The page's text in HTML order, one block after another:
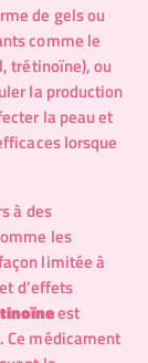
de gels ou
comme le
trétinoïne), ou
la production
la peau et
lorsque
à des
les
limitée à
d’effets
est
Ce médicament